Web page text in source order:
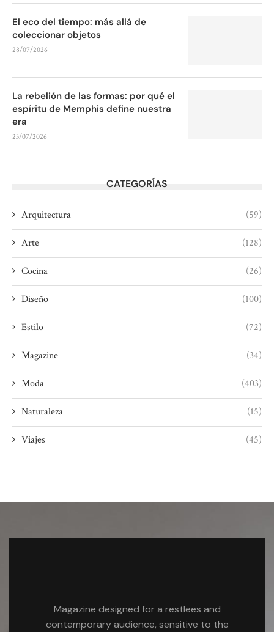
El eco del tiempo: más allá de
coleccionar objetos
28/07/2026
La rebelión de las formas: por qué el
espíritu de Memphis define nuestra
era
23/07/2026
CATEGORÍAS
Arquitectura (59)
Arte (128)
Cocina (26)
Diseño (100)
Estilo (72)
Magazine (34)
Moda (403)
Naturaleza (15)
Viajes (45)
Magazine designed for a restlees and
contemporary audience, sensitive to the